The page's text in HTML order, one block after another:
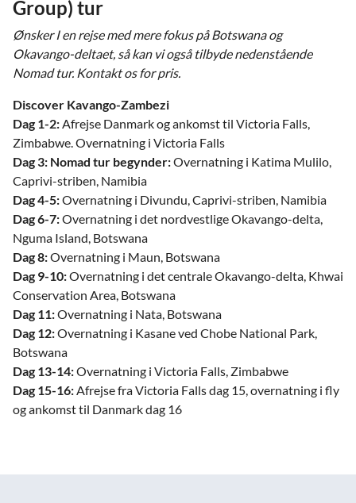
Group) tur
Ønsker I en rejse med mere fokus på Botswana og
Okavango-deltaet, så kan vi også tilbyde nedenstående
Nomad tur. Kontakt os for pris.
Discover Kavango-Zambezi
Dag 1-2:Afrejse Danmark og ankomst til Victoria Falls,
Zimbabwe. Overnatning i Victoria Falls
Dag 3: Nomad tur begynder:Overnatning i Katima Mulilo,
Caprivi-striben, Namibia
Dag 4-5:Overnatning i Divundu, Caprivi-striben, Namibia
Dag 6-7:Overnatning i det nordvestlige Okavango-delta,
Nguma Island, Botswana
Dag 8:Overnatning i Maun, Botswana
Dag 9-10:Overnatning i det centrale Okavango-delta, Khwai
Conservation Area, Botswana
Dag 11:Overnatning i Nata, Botswana
Dag 12:Overnatning i Kasane ved Chobe National Park,
Botswana
Dag 13-14:Overnatning i Victoria Falls, Zimbabwe
Dag 15-16:Afrejse fra Victoria Falls dag 15, overnatning i fly
og ankomst til Danmark dag 16